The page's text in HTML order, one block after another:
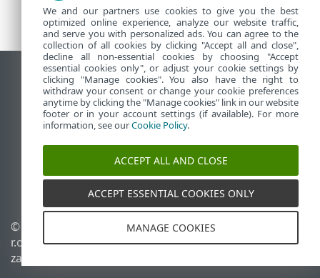
Wyświetl witrynę internetową dla
komputerów
End of Life
Baza wiedzy ESET
Forum ESET
ESET Status Portal
Pomoc regionalna
© 1992 - 2025 ESET, spol. s
r.o. – Wszelkie prawa
zastrzeżone.
Zarządzaj plikami cookie
Polityka dotycząca plików
We and our partners use cookies to give you the best
optimized online experience, analyze our website traffic,
and serve you with personalized ads. You can agree to the
collection of all cookies by clicking "Accept all and close",
decline all non-essential cookies by choosing "Accept
essential cookies only", or adjust your cookie settings by
clicking "Manage cookies". You also have the right to
withdraw your consent or change your cookie preferences
anytime by clicking the "Manage cookies" link in our website
footer or in your account settings (if available). For more
information, see ourCookie Policy.
ACCEPT ALL AND CLOSE
ACCEPT ESSENTIAL COOKIES ONLY
MANAGE COOKIES